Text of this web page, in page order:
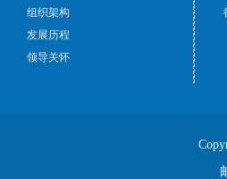
组织架构
发展历程
领导关怀